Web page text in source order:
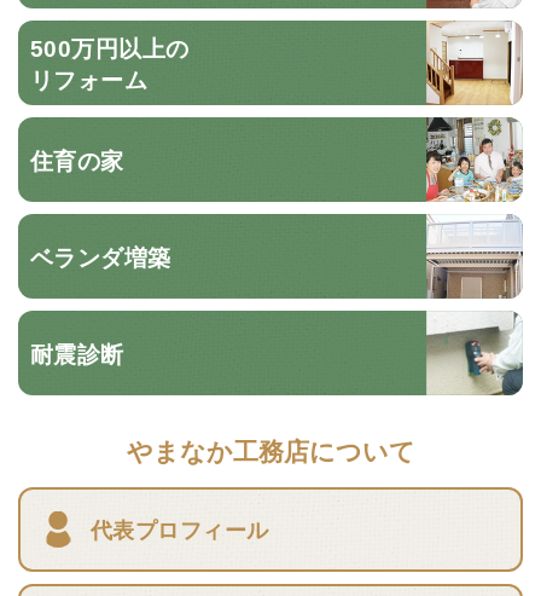
500万円以上の
リフォーム
住育の家
ベランダ増築
耐震診断
やまなか工務店について
代表プロフィール